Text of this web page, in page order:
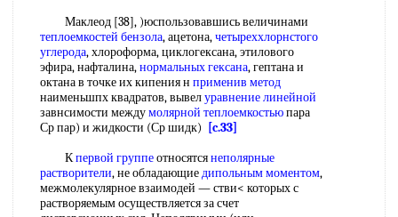
Маклеод [38], )юспользовавшись величинами
теплоемкостей бензола, ацетона,четыреххлорнстого
углерода, хлороформа, циклогексана, этилового
эфира, нафталина,нормальных гексана, гептана и
октана в точке их кипения н применив метод
наименьшпх квадратов, вывелуравнение линейной
завнсимости междумолярной теплоемкостьюпара
Ср пар) и жидкости (Ср шидк)
[c.33]
Кпервой группеотносятсянеполярные
растворители, не обладающиедипольным моментом,
межмолекулярное взаимодей — стви< которых с
растворяемым осуществляется за счет